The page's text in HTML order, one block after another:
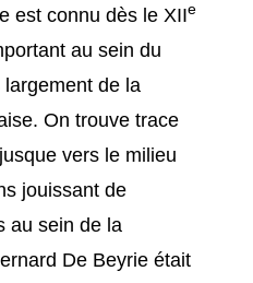
est connu dès le XIIe
au sein du
de la
On trouve trace
vers le milieu
jouissant de
au sein de la
De Beyrie était